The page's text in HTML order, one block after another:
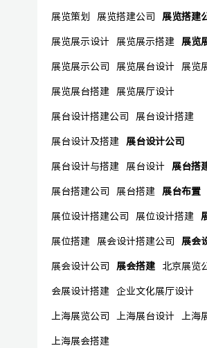
展览策划 展览搭建公司 展览搭建
展览展示设计 展览展示搭建 展览
展览展示公司 展览展台设计 展览
展览展台搭建 展览展厅设计
展台设计搭建公司 展台设计搭建
展台设计及搭建 展台设计公司
展台设计与搭建 展台设计 展台搭
展台搭建公司 展台搭建 展台布置
展位设计搭建公司 展位设计搭建
展位搭建 展会设计搭建公司 展会
展会设计公司 展会搭建 北京展览
会展设计搭建 企业文化展厅设计
上海展览公司 上海展台设计 上海
上海展会搭建